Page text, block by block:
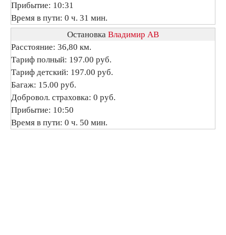
Прибытие: 10:31
Время в пути: 0 ч. 31 мин.
Остановка Владимир АВ
Расстояние: 36,80 км.
Тариф полный: 197.00 руб.
Тариф детский: 197.00 руб.
Багаж: 15.00 руб.
Добровол. страховка: 0 руб.
Прибытие: 10:50
Время в пути: 0 ч. 50 мин.